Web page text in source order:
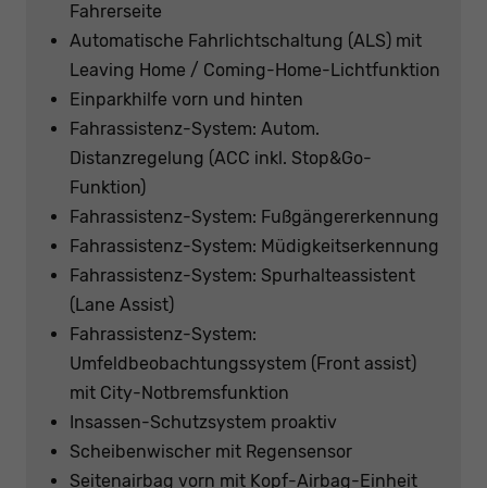
Fahrerseite
Automatische Fahrlichtschaltung (ALS) mit
Leaving Home / Coming-Home-Lichtfunktion
Einparkhilfe vorn und hinten
Fahrassistenz-System: Autom.
Distanzregelung (ACC inkl. Stop&Go-
Funktion)
Fahrassistenz-System: Fußgängererkennung
Fahrassistenz-System: Müdigkeitserkennung
Fahrassistenz-System: Spurhalteassistent
(Lane Assist)
Fahrassistenz-System:
Umfeldbeobachtungssystem (Front assist)
mit City-Notbremsfunktion
Insassen-Schutzsystem proaktiv
Scheibenwischer mit Regensensor
Seitenairbag vorn mit Kopf-Airbag-Einheit